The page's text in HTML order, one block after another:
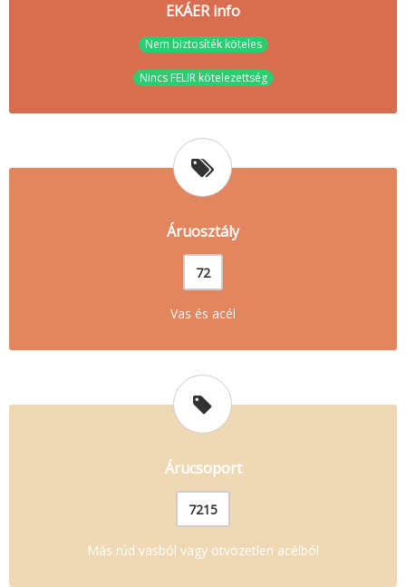
EKÁER info
Nem biztosíték köteles
Nincs FELIR kötelezettség
Áruosztály
72
Vas és acél
Árucsoport
7215
Más rúd vasból vagy ötvözetlen acélból